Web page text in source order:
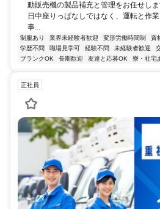
動販売機の製品補充と管理をお任せし
日中座りっぱなしではなく、運転と作
事...
制服あり 業界未経験者歓迎 変形労働時間制 資
学歴不問
職場見学可 経験不問 未経験者歓迎
ブランクOK
長期歓迎 友達と応募OK 寮・社宅
正社員